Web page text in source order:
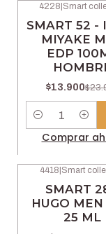
4228|Smart
SMART 52 -
MIYAKE
EDP
$13.900
Comprar
4418 Smart
SMART
HUGO
25 ML